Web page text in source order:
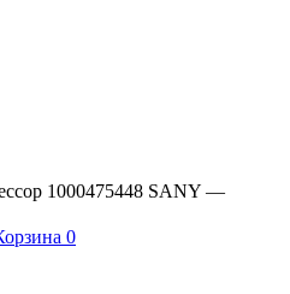
1000475448 SANY —
0